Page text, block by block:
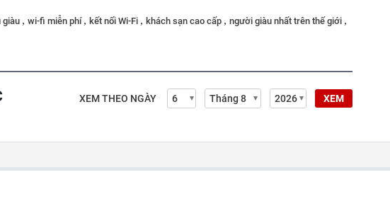
giàu , wi-fi miễn phí , kết nối Wi-Fi , khách sạn cao cấp , người giàu nhất trên thế giới ,
XEM THEO NGÀY XEM